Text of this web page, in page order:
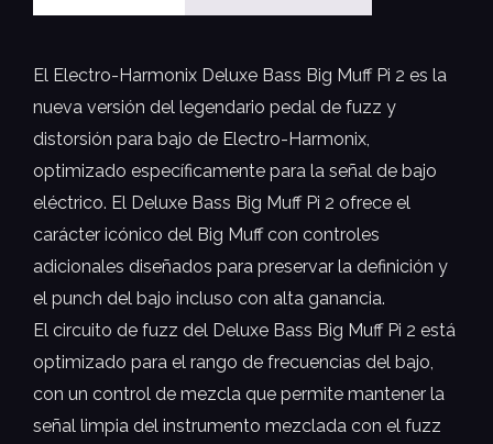
El Electro-Harmonix Deluxe Bass Big Muff Pi 2 es la
nueva versión del legendario pedal de fuzz y
distorsión para bajo de Electro-Harmonix,
optimizado específicamente para la señal de bajo
eléctrico. El Deluxe Bass Big Muff Pi 2 ofrece el
carácter icónico del Big Muff con controles
adicionales diseñados para preservar la definición y
el punch del bajo incluso con alta ganancia.
El circuito de fuzz del Deluxe Bass Big Muff Pi 2 está
optimizado para el rango de frecuencias del bajo,
con un control de mezcla que permite mantener la
señal limpia del instrumento mezclada con el fuzz